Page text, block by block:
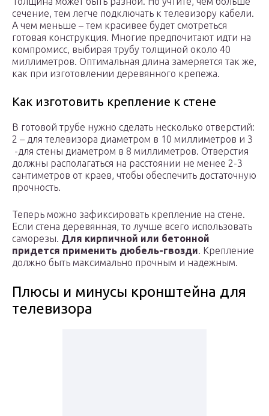
сечение, тем легче подключать к телевизору кабели.
А чем меньше – тем красивее будет смотреться
готовая конструкция. Многие предпочитают идти на
компромисс, выбирая трубу толщиной около 40
миллиметров. Оптимальная длина замеряется так же,
как при изготовлении деревянного крепежа.
Как изготовить крепление к стене
В готовой трубе нужно сделать несколько отверстий:
2 – для телевизора диаметром в 10 миллиметров и 3
-для стены диаметром в 8 миллиметров. Отверстия
должны располагаться на расстоянии не менее 2-3
сантиметров от краев, чтобы обеспечить достаточную
прочность.
Теперь можно зафиксировать крепление на стене.
Если стена деревянная, то лучше всего использовать
саморезы. Для кирпичной или бетонной
придется применить дюбель-гвозди. Крепление
должно быть максимально прочным и надежным.
Плюсы и минусы кронштейна для
телевизора